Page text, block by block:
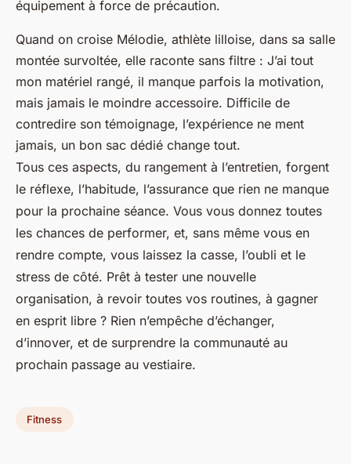
équipement à force de précaution.
Quand on croise Mélodie, athlète lilloise, dans sa salle
montée survoltée, elle raconte sans filtre : J’ai tout
mon matériel rangé, il manque parfois la motivation,
mais jamais le moindre accessoire. Difficile de
contredire son témoignage, l’expérience ne ment
jamais, un bon sac dédié change tout.
Tous ces aspects, du rangement à l’entretien, forgent
le réflexe, l’habitude, l’assurance que rien ne manque
pour la prochaine séance. Vous vous donnez toutes
les chances de performer, et, sans même vous en
rendre compte, vous laissez la casse, l’oubli et le
stress de côté. Prêt à tester une nouvelle
organisation, à revoir toutes vos routines, à gagner
en esprit libre ? Rien n’empêche d’échanger,
d’innover, et de surprendre la communauté au
prochain passage au vestiaire.
Fitness